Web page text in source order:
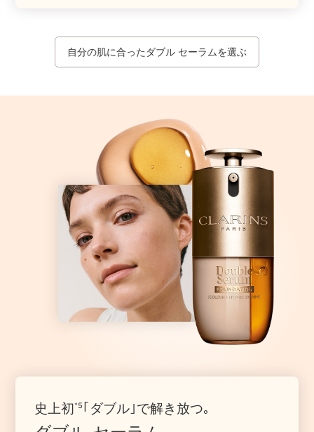
自分の肌に合ったダブル セーラムを選ぶ
史上初*5 ｢ダブル｣で解き放つ｡